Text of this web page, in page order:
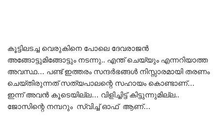
കൂട്ടിലടച്ച വെരുകിനെ പോലെ ദേവരാജൻ
അങ്ങോട്ടുമിങ്ങോട്ടും നടന്നു.. എന്ത് ചെയ്യും എന്നറിയാത്ത
അവസ്ഥ… പണ്ട് ഇത്തരം സന്ദർഭങ്ങൾ നിസ്സാരമായി തരണം
ചെയ്തിരുന്നത് സത്യപാലന്റെ സഹായം കൊണ്ടാണ്…
ഇന്ന് അവൻ കൂടെയില്ല… വിളിച്ചിട്ട് കിട്ടുന്നുമില്ല..
ജോസിന്റെ നമ്പറും സ്വിച്ച് ഓഫ്‌ ആണ്…